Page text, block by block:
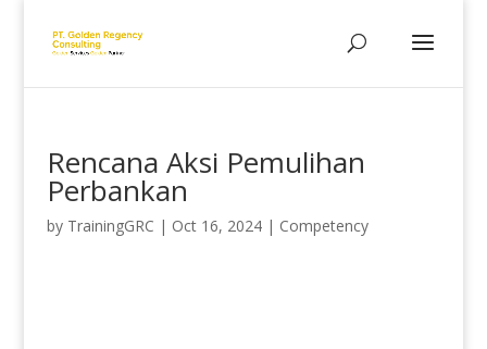
Rencana Aksi Pemulihan
Perbankan
by TrainingGRC | Oct 16, 2024| Competency